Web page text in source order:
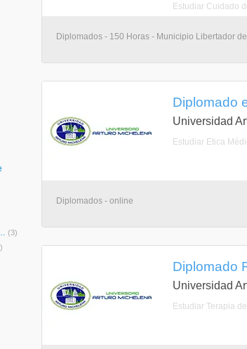
Arturo Michelena (3)
Diplomados - 150 Horas - Municipio Libertador
Diplomado
Universidad
Estudiar Ética
Diplomados - online
Diplomado
Universidad
Estudiar Terapia